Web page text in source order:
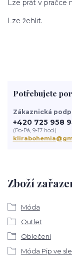
Lze prát v pračce
Lze žehlit.
Zboží
Móda
Outlet
Oblečení
Móda Pip ve
Potřebujete
Zákaznická
+420 725 958
(Po-Pá, 9-17 hod.)